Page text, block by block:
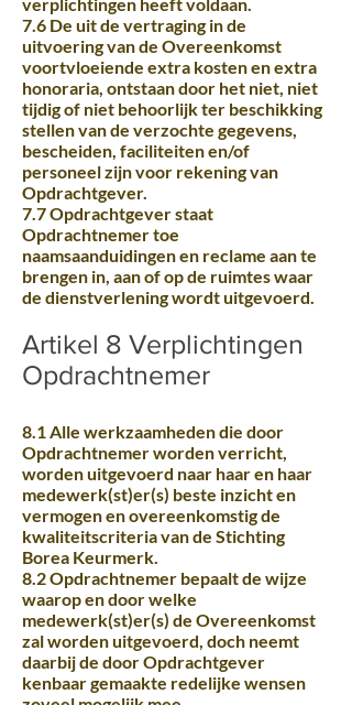
7.6 De uit de vertraging in de
uitvoering van de Overeenkomst
voortvloeiende extra kosten en extra
honoraria, ontstaan door het niet, niet
tijdig of niet behoorlijk ter beschikking
stellen van de verzochte gegevens,
bescheiden, faciliteiten en/of
personeel zijn voor rekening van
Opdrachtgever.
7.7 Opdrachtgever staat
Opdrachtnemer toe
naamsaanduidingen en reclame aan te
brengen in, aan of op de ruimtes waar
de dienstverlening wordt uitgevoerd.
Artikel 8 Verplichtingen
Opdrachtnemer
8.1 Alle werkzaamheden die door
Opdrachtnemer worden verricht,
worden uitgevoerd naar haar en haar
medewerk(st)er(s) beste inzicht en
vermogen en overeenkomstig de
kwaliteitscriteria van de Stichting
Borea Keurmerk.
8.2 Opdrachtnemer bepaalt de wijze
waarop en door welke
medewerk(st)er(s) de Overeenkomst
zal worden uitgevoerd, doch neemt
daarbij de door Opdrachtgever
kenbaar gemaakte redelijke wensen